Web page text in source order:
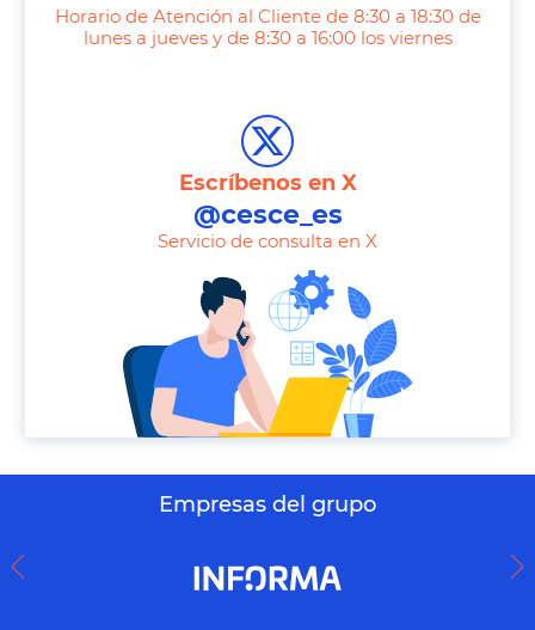
Horario de Atención al Cliente de 8:30 a 18:30 de
lunes a jueves y de 8:30 a 16:00 los viernes
Escríbenos en X
@cesce_es
Servicio de consulta en X
Empresas del grupo